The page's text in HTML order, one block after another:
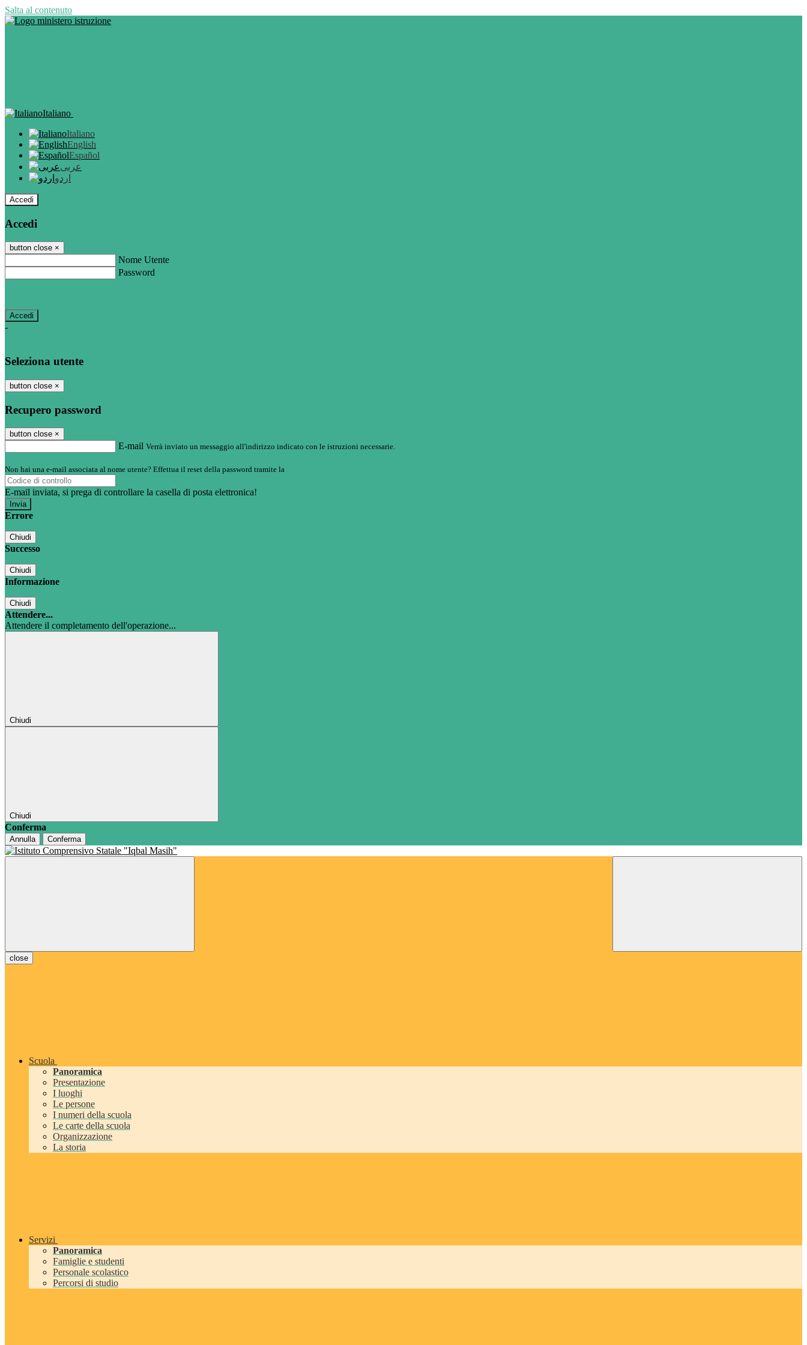
Salta al contenuto
Italiano
Italiano
English
Español
عربى
اردو
Accedi
Accedi
button close ×
Nome Utente
Password
-
Seleziona utente
button close ×
Recupero password
button close ×
E-mail Verrà inviato un messaggio all'indirizzo indicato con le istruzioni necessarie.
Non hai una e-mail associata al nome utente? Effettua il reset della password tramite la
E-mail inviata, si prega di controllare la casella di posta elettronica!
Errore
Chiudi
Successo
Chiudi
Informazione
Chiudi
Attendere...
Attendere il completamento dell'operazione...
Chiudi
Chiudi
Conferma
Annulla Conferma
close
Scuola
Panoramica
Presentazione
I luoghi
Le persone
I numeri della scuola
Le carte della scuola
Organizzazione
La storia
Servizi
Panoramica
Famiglie e studenti
Personale scolastico
Percorsi di studio